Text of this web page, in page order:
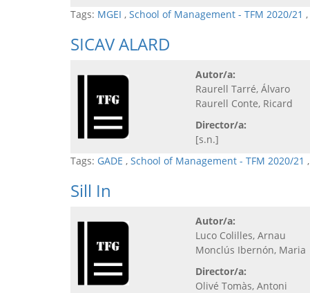
Tags: MGEI , School of Management - TFM 2020/21 ,
SICAV ALARD
Autor/a:
Raurell Tarré, Álvaro
Raurell Conte, Ricard
Director/a:
[s.n.]
Tags: GADE , School of Management - TFM 2020/21 ,
Sill In
Autor/a:
Luco Colilles, Arnau
Monclús Ibernón, Maria
Director/a:
Olivé Tomàs, Antoni